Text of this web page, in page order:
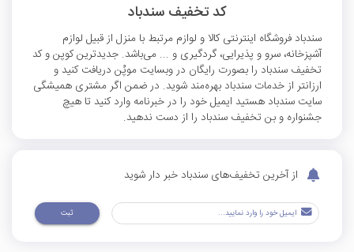
کد تخفیف سندباد
سندباد فروشگاه اینترنتی کالا و لوازم مرتبط با منزل از قبیل لوازم
آشپزخانه، سرو و پذیرایی، گردگیری و ... می‌باشد. جدیدترین کوپن و کد
تخفیف سندباد را بصورت رایگان در وبسایت موپُن دریافت کنید و
ارزانتر از خدمات سندباد بهره‌مند شوید. در ضمن اگر مشتری همیشگی
سایت سندباد هستید ایمیل خود را در خبرنامه وارد کنید تا هیچ
جشنواره و بن تخفیف سندباد را از دست ندهید.
از آخرین تخفیف‌های سندباد خبر دار شوید
ثبت